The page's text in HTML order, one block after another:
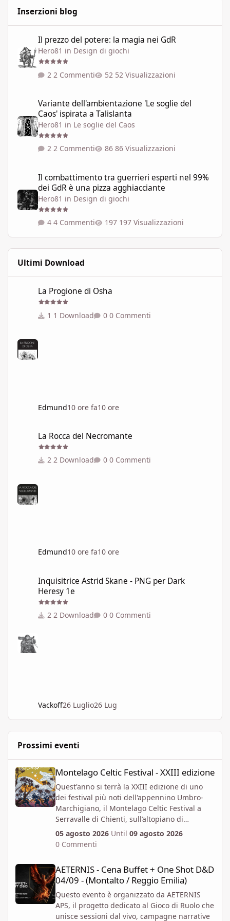
Inserzioni blog
Il prezzo del potere: la magia nei GdR
Hero81 in Design di giochi
2 Commenti 52 Visualizzazioni
Variante dell'ambientazione 'Le soglie del
Caos' ispirata a Talislanta
Hero81 in Le soglie del Caos
2 Commenti 86 Visualizzazioni
Il combattimento tra guerrieri esperti nel 99%
dei GdR è una pizza agghiacciante
Hero81 in Design di giochi
4 Commenti 197 Visualizzazioni
Ultimi Download
La Progione di Osha
1 Download 0 Commenti
Edmund10 ore fa10 ore
La Rocca del Necromante
2 Download 0 Commenti
Edmund10 ore fa10 ore
Inquisitrice Astrid Skane - PNG per Dark
Heresy 1e
2 Download 0 Commenti
Vackoff26 Luglio26 Lug
Prossimi eventi
Montelago Celtic Festival - XXIII edizione
Montelago Celtic Festival - XXIII edizione
Quest'anno si terrà la XXIII edizione di uno
dei festival più noti dell'appennino Umbro-
Marchigiano, il Montelago Celtic Festival a
Serravalle di Chienti, sull’altopiano di
Colfiorito in provincia di Macerata.
https://www.montelagocelticfestival.it/
tantochè I biglietti attualmente disponibili
permettono l'accesso per almeno due giorni
consecutivi. E' attiva la prevendita Spring
Offer, che mette a disposizione dal 6 Aprile al
12 Giugno un numero massimo biglietti 4000.
05 agosto 2026 Until 09 agosto 2026
0 Commenti
AETERNIS - Cena Buffet + One Shot D&D 04/09 - (Montalto /
AETERNIS - Cena Buffet + One Shot D&D
04/09 - (Montalto / Reggio Emilia)
Questo evento è organizzato da AETERNIS
APS, il progetto dedicato al Gioco di Ruolo che
unisce sessioni dal vivo, campagne narrative